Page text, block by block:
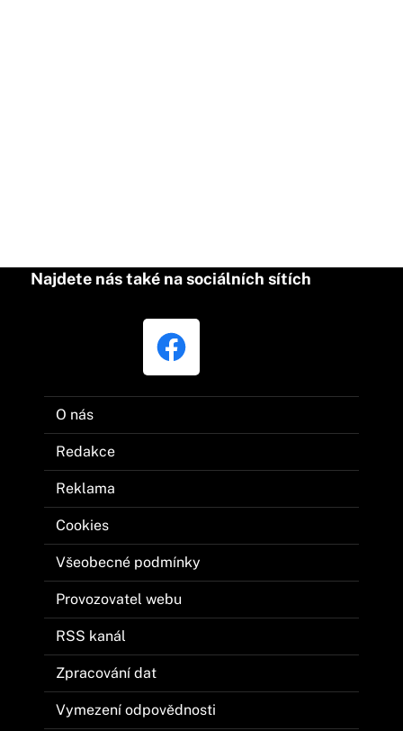
Najdete nás také na sociálních sítích
O nás
Redakce
Reklama
Cookies
Všeobecné podmínky
Provozovatel webu
RSS kanál
Zpracování dat
Vymezení odpovědnosti